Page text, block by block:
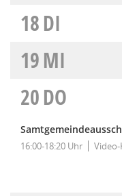
18DI
19MI
20DO
16:00-18:20 Uhr